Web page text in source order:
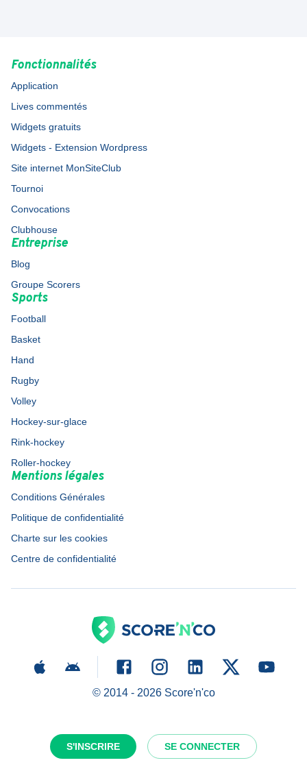
S'INSCRIRE SE CONNECTER
Fonctionnalités
Application
Lives commentés
Widgets gratuits
Widgets - Extension Wordpress
Site internet MonSiteClub
Tournoi
Convocations
Clubhouse
Entreprise
Blog
Groupe Scorers
Sports
Football
Basket
Hand
Rugby
Volley
Hockey-sur-glace
Rink-hockey
Roller-hockey
Mentions légales
Conditions Générales
Politique de confidentialité
Charte sur les cookies
Centre de confidentialité
© 2014 - 2026Score'n'co